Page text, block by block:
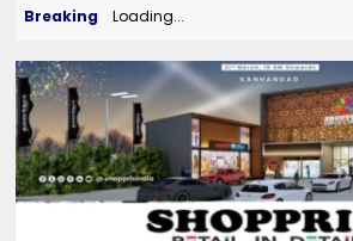
Breaking Loading...